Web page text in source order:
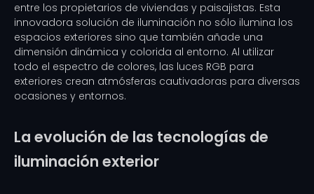
entre los propietarios de viviendas y paisajistas. Esta
innovadora solución de iluminación no sólo ilumina los
espacios exteriores sino que también añade una
dimensión dinámica y colorida al entorno. Al utilizar
todo el espectro de colores, las luces RGB para
exteriores crean atmósferas cautivadoras para diversas
ocasiones y entornos.
La evolución de las tecnologías de
iluminación exterior